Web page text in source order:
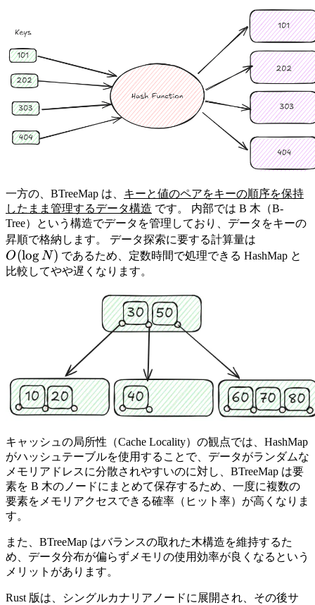
一方の、BTreeMap は、 キーと値のペアをキーの順序を保持
したまま管理するデータ構造 です。 内部では B 木（B-
Tree）という構造でデータを管理しており、データをキーの
昇順で格納します。 データ探索に要する計算量は
N)
O(logN) であるため、定数時間で処理できる HashMap と
比較してやや遅くなります。
キャッシュの局所性（Cache Locality）の観点では、HashMap
がハッシュテーブルを使用することで、データがランダムな
メモリアドレスに分散されやすいのに対し、BTreeMap は要
素を B 木のノードにまとめて保存するため、一度に複数の
要素をメモリアクセスできる確率（ヒット率）が高くなりま
す。
また、BTreeMap はバランスの取れた木構造を維持するた
め、データ分布が偏らずメモリの使用効率が良くなるという
メリットがあります。
Rust 版は、シングルカナリアノードに展開され、その後サ